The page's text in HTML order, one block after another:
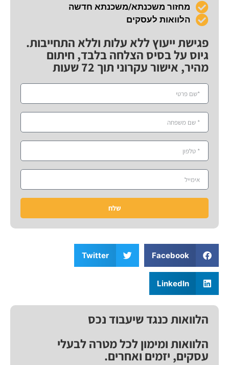
מחזור משכנתא/משכנתא חדשה
הלוואות לעסקים
פגישת ייעוץ ללא עלות וללא התחייבות.
גיוס על בסיס הצלחה בלבד, חיתום
מהיר, אישור עקרוני תוך 72 שעות
שלח
Facebook
Twitter
LinkedIn
הלוואות כנגד שיעבוד נכס
הלוואות ומימון לכל מטרה לבעלי
עסקים, יזמים ואחרים.